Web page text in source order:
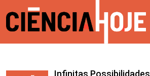
Infinitas Possibilidades